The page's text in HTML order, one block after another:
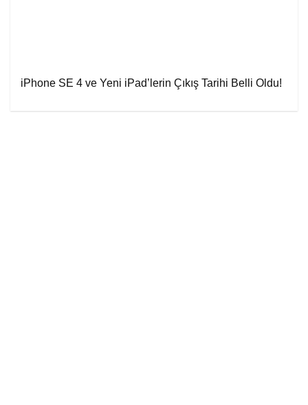
iPhone SE 4 ve Yeni iPad’lerin Çıkış Tarihi Belli Oldu!